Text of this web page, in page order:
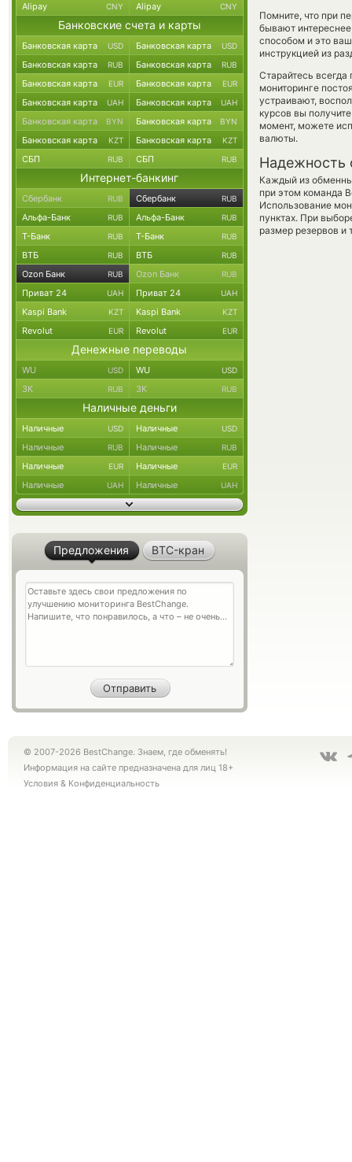
Помните, что при
бывают
способом и это
инструкцией из
Старайтесь
мониторинге
устраивают,
курсов вы
момент, можете
валюты.
Надежность
Каждый из
при этом команда
Использование
пунктах. При
размер резервов и
Alipay CNY Alipay CNY
Банковские счета и карты
Банковская карта USD Банковская карта USD
Банковская карта RUB Банковская карта RUB
Банковская карта EUR Банковская карта EUR
Банковская карта UAH Банковская карта UAH
Банковская карта BYN Банковская карта BYN
Банковская карта KZT Банковская карта KZT
СБП RUB СБП RUB
Интернет-банкинг
Сбербанк RUB Сбербанк RUB
Альфа-Банк RUB Альфа-Банк RUB
Т-Банк RUB Т-Банк RUB
ВТБ RUB ВТБ RUB
Ozon Банк RUB Ozon Банк RUB
Приват 24 UAH Приват 24 UAH
Kaspi Bank KZT Kaspi Bank KZT
Revolut EUR Revolut EUR
Денежные переводы
WU USD WU USD
ЗК RUB ЗК RUB
Наличные деньги
Наличные USD Наличные USD
Наличные RUB Наличные RUB
Наличные EUR Наличные EUR
Наличные UAH Наличные UAH
Предложения BTC-кран
© 2007-2026 BestChange. Знаем, где обменять!
Информация на сайте предназначена для лиц 18+
Условия & Конфиденциальность